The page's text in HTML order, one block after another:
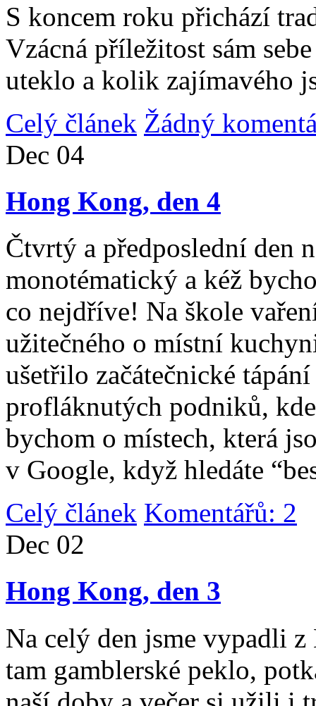
S koncem roku přichází
Vzácná příležitost sám
uteklo a kolik zajímavého
Celý článek Žádný
Dec 04
Hong Kong, den 4
Čtvrtý a předposlední den
monotématický a kéž
co nejdříve! Na škole
užitečného o místní
ušetřilo začátečnické
profláknutých podniků,
bychom o místech, která
v Google, když hledáte
Celý článek Komentářů: 2
Dec 02
Hong Kong, den 3
Na celý den jsme vypadli
tam gamblerské peklo,